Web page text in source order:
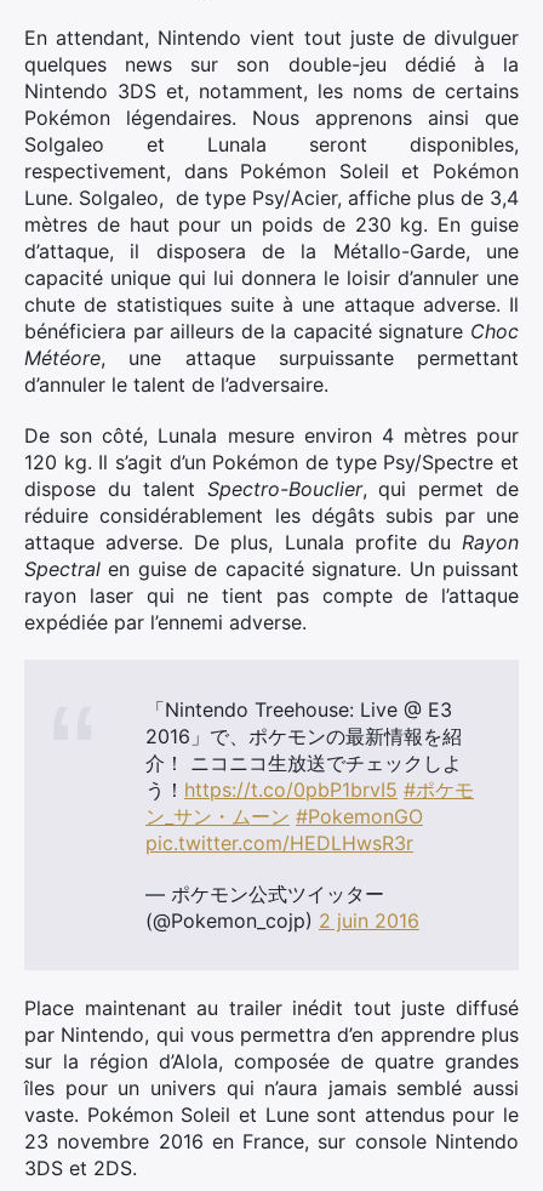
En attendant, Nintendo vient tout juste de divulguer
quelques news sur son double-jeu dédié à la
Nintendo 3DS et, notamment, les noms de certains
Pokémon légendaires. Nous apprenons ainsi que
Solgaleo et Lunala seront disponibles,
respectivement, dans Pokémon Soleil et Pokémon
Lune. Solgaleo, de type Psy/Acier, affiche plus de 3,4
mètres de haut pour un poids de 230 kg. En guise
d’attaque, il disposera de la Métallo-Garde, une
capacité unique qui lui donnera le loisir d’annuler une
chute de statistiques suite à une attaque adverse. Il
bénéficiera par ailleurs de la capacité signature Choc
Météore, une attaque surpuissante permettant
d’annuler le talent de l’adversaire.
De son côté, Lunala mesure environ 4 mètres pour
120 kg. Il s’agit d’un Pokémon de type Psy/Spectre et
dispose du talent Spectro-Bouclier, qui permet de
réduire considérablement les dégâts subis par une
attaque adverse. De plus, Lunala profite du Rayon
Spectralen guise de capacité signature. Un puissant
rayon laser qui ne tient pas compte de l’attaque
expédiée par l’ennemi adverse.
「Nintendo Treehouse: Live @ E3
2016」で、ポケモンの最新情報を紹
介！ ニコニコ生放送でチェックしよ
う！ https://t.co/0pbP1brvI5 #ポケモ
ン_サン・ムーン #PokemonGO
pic.twitter.com/HEDLHwsR3r
— ポケモン公式ツイッター
(@Pokemon_cojp) 2 juin 2016
Place maintenant au trailer inédit tout juste diffusé
par Nintendo, qui vous permettra d’en apprendre plus
sur la région d’Alola, composée de quatre grandes
îles pour un univers qui n’aura jamais semblé aussi
vaste. Pokémon Soleil et Lune sont attendus pour le
23 novembre 2016 en France, sur console Nintendo
3DS et 2DS.